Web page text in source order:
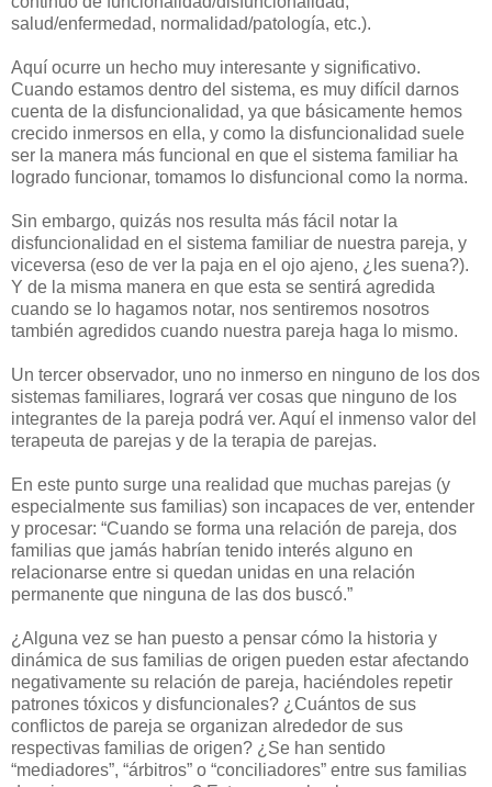
salud/enfermedad, normalidad/patología, etc.).
Aquí ocurre un hecho muy interesante y significativo.
Cuando estamos dentro del sistema, es muy difícil darnos
cuenta de la disfuncionalidad, ya que básicamente hemos
crecido inmersos en ella, y como la disfuncionalidad suele
ser la manera más funcional en que el sistema familiar ha
logrado funcionar, tomamos lo disfuncional como la norma.
Sin embargo, quizás nos resulta más fácil notar la
disfuncionalidad en el sistema familiar de nuestra pareja, y
viceversa (eso de ver la paja en el ojo ajeno, ¿les suena?).
Y de la misma manera en que esta se sentirá agredida
cuando se lo hagamos notar, nos sentiremos nosotros
también agredidos cuando nuestra pareja haga lo mismo.
Un tercer observador, uno no inmerso en ninguno de los dos
sistemas familiares, logrará ver cosas que ninguno de los
integrantes de la pareja podrá ver. Aquí el inmenso valor del
terapeuta de parejas y de la terapia de parejas.
En este punto surge una realidad que muchas parejas (y
especialmente sus familias) son incapaces de ver, entender
y procesar: “Cuando se forma una relación de pareja, dos
familias que jamás habrían tenido interés alguno en
relacionarse entre si quedan unidas en una relación
permanente que ninguna de las dos buscó.”
¿Alguna vez se han puesto a pensar cómo la historia y
dinámica de sus familias de origen pueden estar afectando
negativamente su relación de pareja, haciéndoles repetir
patrones tóxicos y disfuncionales? ¿Cuántos de sus
conflictos de pareja se organizan alrededor de sus
respectivas familias de origen? ¿Se han sentido
“mediadores”, “árbitros” o “conciliadores” entre sus familias